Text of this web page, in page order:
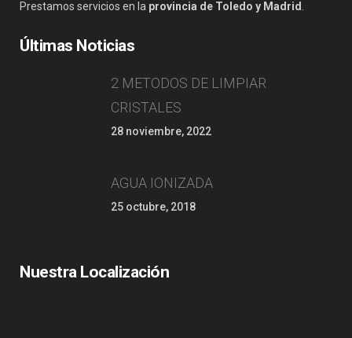
Prestamos servicios en la provincia de Toledo y Madrid
Últimas Noticias
2 METODOS DE LIMPIAR
CRISTALES
28 noviembre, 2022
AGUA IONIZADA
25 octubre, 2018
Nuestra Localización